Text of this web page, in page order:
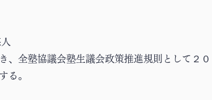
、全塾協議会塾生議会政策推進規則として２
る。